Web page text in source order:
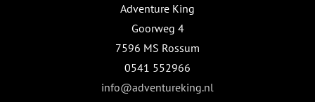
Adventure King
Goorweg 4
7596 MS Rossum
0541 552966
info@adventureking.nl